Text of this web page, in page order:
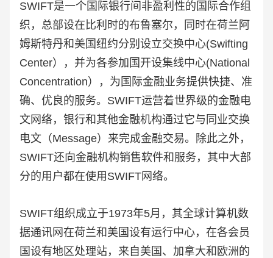
SWIFT是一个国际银行间非盈利性的国际合作组
织，总部设在比利时的布鲁塞尔，同时在荷兰阿
姆斯特丹和美国纽约分别设立交换中心(Swifting
Center），并为各参加国开设集线中心(National
Concentration），为国际金融业务提供快捷、准
确、优良的服务。SWIFT运营着世界级的金融电
文网络，银行和其他金融机构通过它与同业交换
电文（Message）来完成金融交易。除此之外，
SWIFT还向金融机构销售软件和服务，其中大部
分的用户都在使用SWIFT网络。
SWIFT组织成立于1973年5月，其全球计算机数
据通讯网在荷兰和美国设有运行中心，在各会员
国设有地区处理站，来自美国、加拿大和欧洲的